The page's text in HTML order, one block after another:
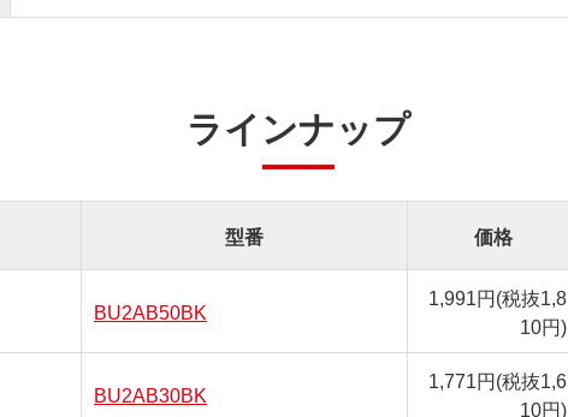
ラインナップ
型番 価格
BU2AB50BK 1,991円(税抜1,8
10円)
BU2AB30BK 1,771円(税抜1,6
10円)